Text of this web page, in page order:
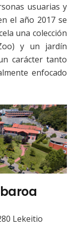
usuarias y
el año 2017 se
una colección
y un jardín
carácter tanto
enfocado
Lekeitio